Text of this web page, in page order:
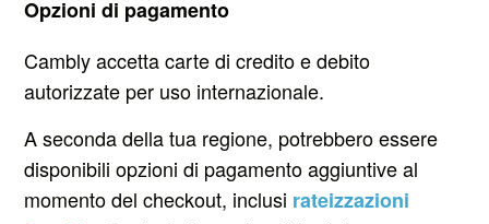
Opzioni di pagamento
Cambly accetta carte di credito e debito
autorizzate per uso internazionale.
A seconda della tua regione, potrebbero essere
disponibili opzioni di pagamento aggiuntive al
momento del checkout, inclusi rateizzazioni